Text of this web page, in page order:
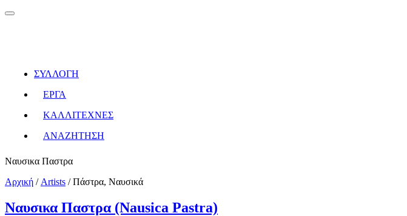
ΣΥΛΛΟΓΗ
ΕΡΓΑ
ΚΑΛΛΙΤΕΧΝΕΣ
ΑΝΑΖΗΤΗΣΗ
Ναυσικα Παστρα
Αρχική / Artists /Πάστρα, Ναυσικά
Ναυσικα Παστρα (Nausica Pastra)